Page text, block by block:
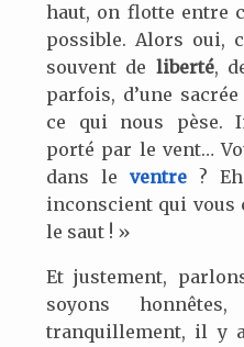
haut, on flotte entre
possible. Alors oui,
souvent de liberté,
parfois, d’une
ce qui nous pèse.
porté par le vent…
dans leventre ?
inconscient qui vous
le saut ! »
Et justement,
soyons
tranquillement, il y